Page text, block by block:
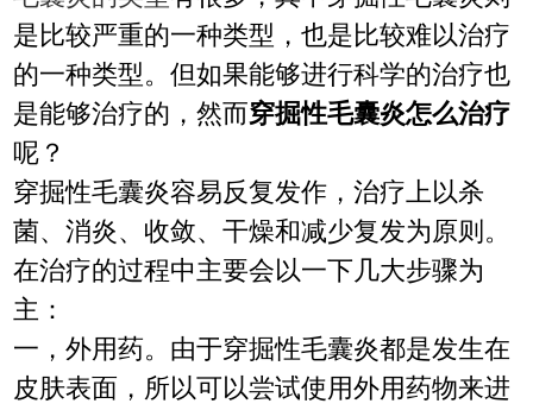
是比较严重的一种类型，也是比较难以治疗
的一种类型。但如果能够进行科学的治疗也
是能够治疗的，然而穿掘性毛囊炎怎么治疗
呢？
穿掘性毛囊炎容易反复发作，治疗上以杀
菌、消炎、收敛、干燥和减少复发为原则。
在治疗的过程中主要会以一下几大步骤为
主：
一，外用药。由于穿掘性毛囊炎都是发生在
皮肤表面，所以可以尝试使用外用药物来进